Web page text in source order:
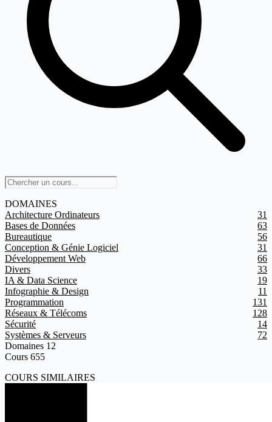
DOMAINES
Architecture Ordinateurs
31
Bases de Données
63
Bureautique
56
Conception & Génie Logiciel
31
Développement Web
66
Divers
33
IA & Data Science
19
Infographie & Design
11
Programmation
131
Réseaux & Télécoms
128
Sécurité
14
Systèmes & Serveurs
72
Domaines 12
Cours 655
COURS SIMILAIRES